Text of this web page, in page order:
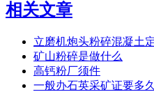
相关文章
立磨机炮头粉碎混凝土
矿山粉碎是做什么
高钙粉厂须件
一般办石英采矿证要多